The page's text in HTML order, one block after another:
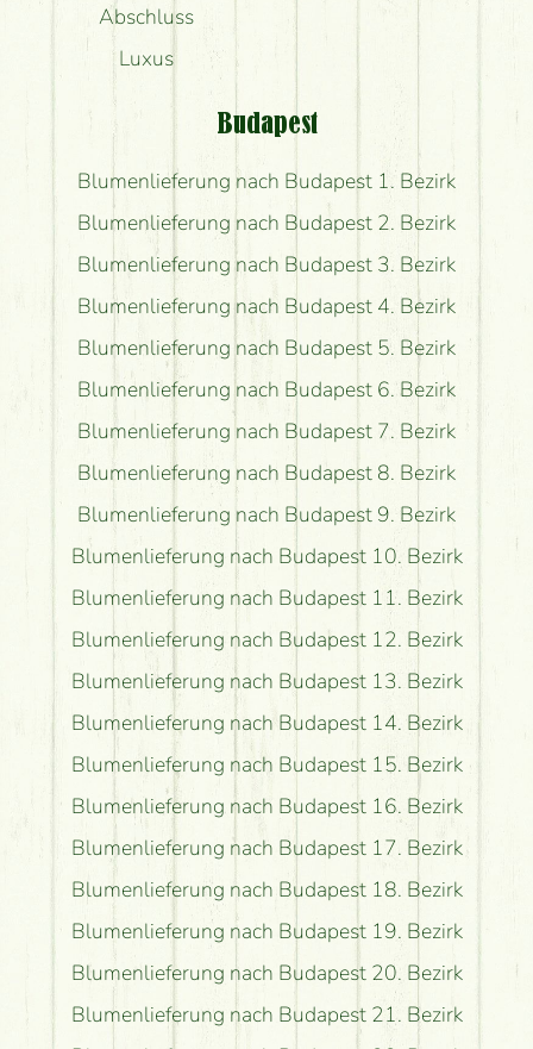
Abschluss
Luxus
Budapest
Blumenlieferung nach Budapest 1. Bezirk
Blumenlieferung nach Budapest 2. Bezirk
Blumenlieferung nach Budapest 3. Bezirk
Blumenlieferung nach Budapest 4. Bezirk
Blumenlieferung nach Budapest 5. Bezirk
Blumenlieferung nach Budapest 6. Bezirk
Blumenlieferung nach Budapest 7. Bezirk
Blumenlieferung nach Budapest 8. Bezirk
Blumenlieferung nach Budapest 9. Bezirk
Blumenlieferung nach Budapest 10. Bezirk
Blumenlieferung nach Budapest 11. Bezirk
Blumenlieferung nach Budapest 12. Bezirk
Blumenlieferung nach Budapest 13. Bezirk
Blumenlieferung nach Budapest 14. Bezirk
Blumenlieferung nach Budapest 15. Bezirk
Blumenlieferung nach Budapest 16. Bezirk
Blumenlieferung nach Budapest 17. Bezirk
Blumenlieferung nach Budapest 18. Bezirk
Blumenlieferung nach Budapest 19. Bezirk
Blumenlieferung nach Budapest 20. Bezirk
Blumenlieferung nach Budapest 21. Bezirk